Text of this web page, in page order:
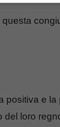
positiva e la
del loro